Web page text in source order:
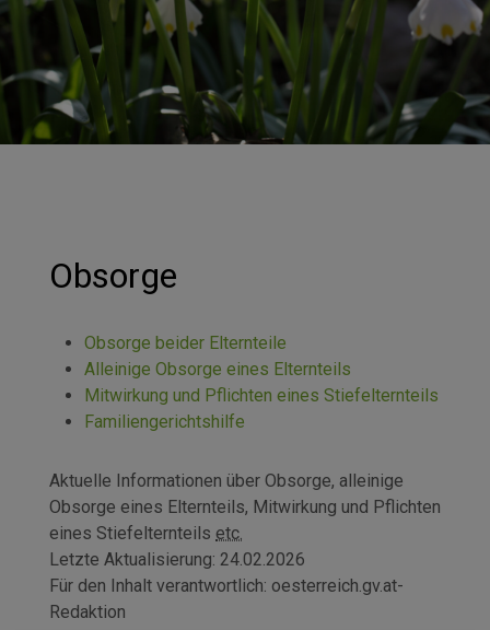
Obsorge
Obsorge beider Elternteile
Alleinige Obsorge eines Elternteils
Mitwirkung und Pflichten eines Stiefelternteils
Familiengerichtshilfe
Aktuelle Informationen über Obsorge, alleinige
Obsorge eines Elternteils, Mitwirkung und Pflichten
eines Stiefelternteils etc.
Letzte Aktualisierung: 24.02.2026
Für den Inhalt verantwortlich: oesterreich.gv.at-
Redaktion